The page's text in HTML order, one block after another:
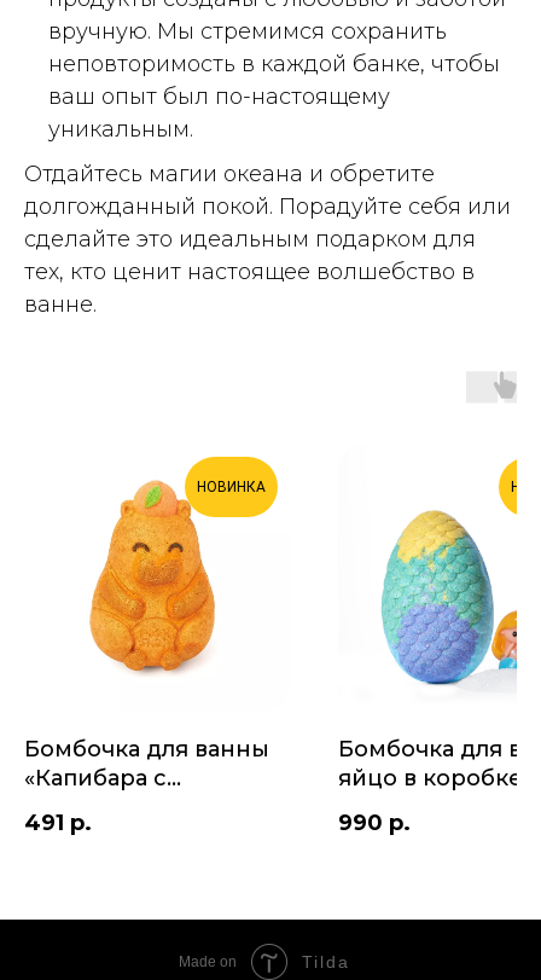
вручную. Мы стремимся сохранить
неповторимость в каждой банке, чтобы
ваш опыт был по-настоящему
уникальным.
Отдайтесь магии океана и обретите
долгожданный покой. Порадуйте себя или
сделайте это идеальным подарком для
тех, кто ценит настоящее волшебство в
ванне.
НОВИНКА
Бомбочка для ванны
«Капибара с
491 р.
Бомбочка для
яйцо в коробке
царя» с
990 р.
Made on Tilda